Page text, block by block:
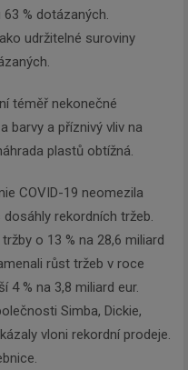
% dotázaných.
udržitelné suroviny
téměř nekonečné
barvy a příznivý vliv na
plastů obtížná.
COVID-19 neomezila
rekordních tržeb.
o 13 % na 28,6 miliard
růst tržeb v roce
4 % na 3,8 miliard eur.
Simba, Dickie,
vloni rekordní prodeje.
1x týdně.